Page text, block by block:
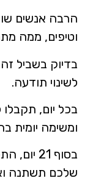
הרבה אנשים
וטיפים, ממה
לשינוי תודעה.
בכל יום,
ומשימה יומית
בסוף
שלכם תשתנה